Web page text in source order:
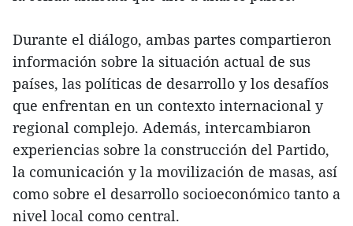
Durante el diálogo, ambas partes compartieron
información sobre la situación actual de sus
países, las políticas de desarrollo y los desafíos
que enfrentan en un contexto internacional y
regional complejo. Además, intercambiaron
experiencias sobre la construcción del Partido,
la comunicación y la movilización de masas, así
como sobre el desarrollo socioeconómico tanto a
nivel local como central.